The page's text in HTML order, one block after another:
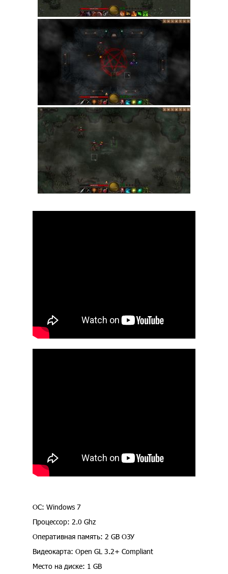
ОС: Windows 7
Процессор: 2.0 Ghz
Оперативная память: 2 GB ОЗУ
Видеокарта: Open GL 3.2+ Compliant
Место на диске: 1 GB